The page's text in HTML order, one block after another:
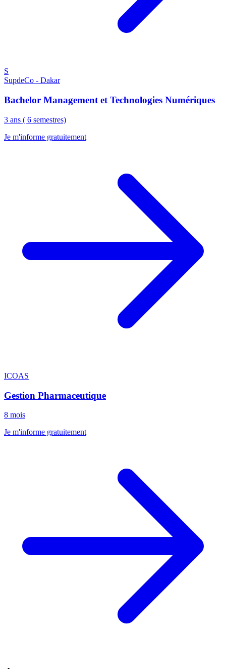
S
SupdeCo - Dakar
Bachelor Management et Technologies Numériques
3 ans ( 6 semestres)
Je m'informe gratuitement
ICOAS
Gestion Pharmaceutique
8 mois
Je m'informe gratuitement